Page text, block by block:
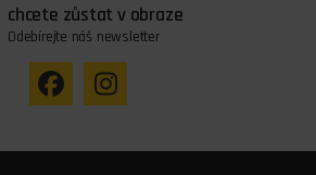
chcete zůstat v obraze
Odebírejte náš newsletter